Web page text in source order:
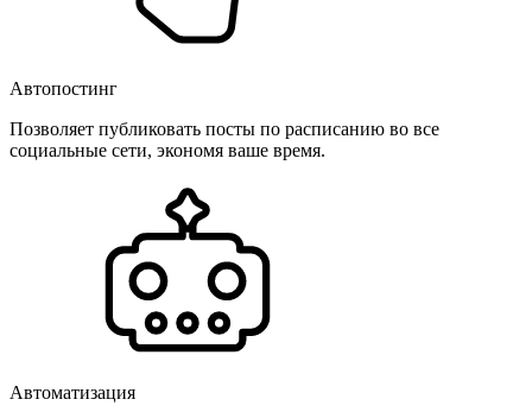
Автопостинг
Позволяет публиковать посты по расписанию во все
социальные сети, экономя ваше время.
Автоматизация